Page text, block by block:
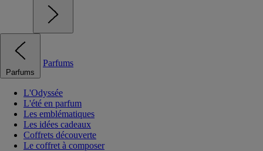
Parfums
Parfums
L'Odyssée
L'été en parfum
Les emblématiques
Les idées cadeaux
Coffrets découverte
Le coffret à composer